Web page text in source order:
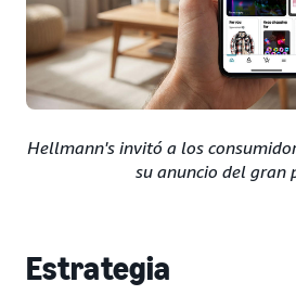
Hellmann's invitó a los
su anuncio del gran
Estrategia